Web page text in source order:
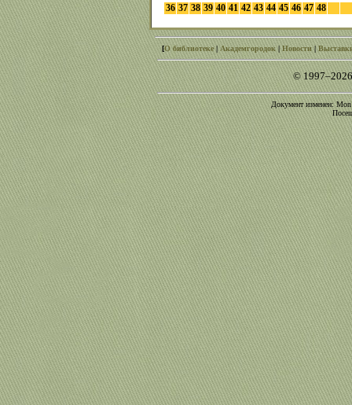
36 37 38 39 40 41 42 43 44 45 46 47 48
[О библиотеке|Академгородок|Новости|
©
Документ изменен: